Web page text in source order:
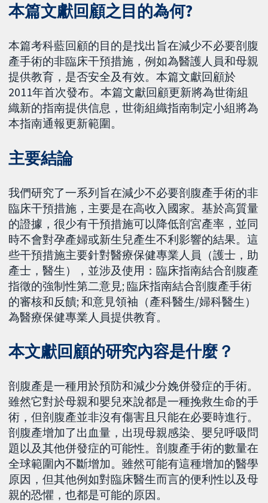
本篇文獻回顧之目的為何?
本篇考科藍回顧的目的是找出旨在減少不必要剖腹
產手術的非臨床干預措施，例如為醫護人員和母親
提供教育，是否安全及有效。本篇文獻回顧於
2011年首次發布。本篇文獻回顧更新將為世衛組
織新的指南提供信息，世衛組織指南制定小組將為
本指南通報更新範圍。
主要結論
我們研究了一系列旨在減少不必要剖腹產手術的非
臨床干預措施，主要是在高收入國家。基於高質量
的證據，很少有干預措施可以降低剖宮產率，並同
時不會對孕產婦或新生兒產生不利影響的結果。這
些干預措施主要針對醫療保健專業人員（護士，助
產士，醫生），並涉及使用：臨床指南結合剖腹產
指徵的強制性第二意見; 臨床指南結合剖腹產手術
的審核和反饋; 和意見領袖（產科醫生/婦科醫生）
為醫療保健專業人員提供教育。
本文獻回顧的研究內容是什麼？
剖腹產是一種用於預防和減少分娩併發症的手術。
雖然它對於母親和嬰兒來說都是一種挽救生命的手
術，但剖腹產並非沒有傷害且只能在必要時進行。
剖腹產增加了出血量，出現母親感染、嬰兒呼吸問
題以及其他併發症的可能性。剖腹產手術的數量在
全球範圍內不斷增加。雖然可能有這種增加的醫學
原因，但其他例如對臨床醫生而言的便利性以及母
親的恐懼，也都是可能的原因。